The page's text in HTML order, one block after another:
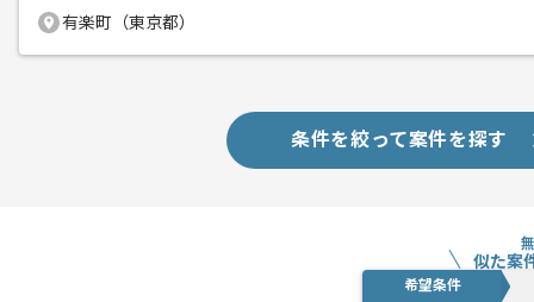
有楽町（東京都）
条件を絞って案件を探す
似た案
希望条件